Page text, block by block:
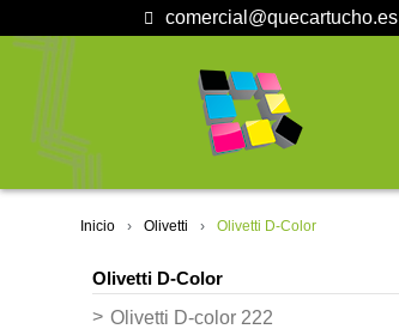
comercial@quecartucho.es
Inicio Olivetti Olivetti D-Color
Olivetti D-Color
Olivetti D-color 222